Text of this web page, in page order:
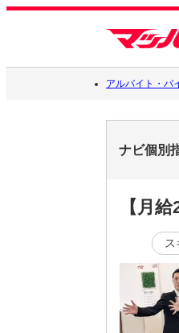
アルバイト・バ
ナビ個別
【月
ス